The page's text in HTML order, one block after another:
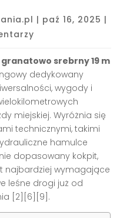
| paź 16, 2025 |
srebrny 19 m
dedykowany
wygody i
miejskiej. Wyróżnia się
technicznymi, takimi
hamulce
dopasowany kokpit,
najbardziej wymagające
leśne drogi już od
[2][6][9] .